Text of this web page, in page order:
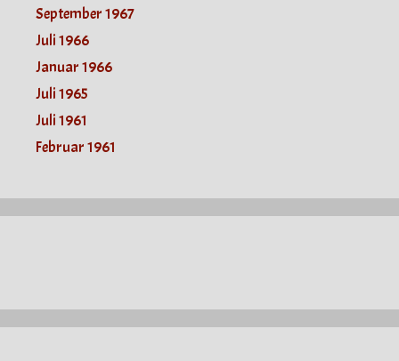
September 1967
Juli 1966
Januar 1966
Juli 1965
Juli 1961
Februar 1961